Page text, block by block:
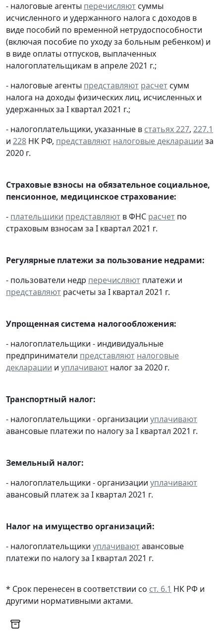
- налоговые агенты перечисляют суммы
исчисленного и удержанного налога с доходов в
виде пособий по временной нетрудоспособности
(включая пособие по уходу за больным ребенком) и
в виде оплаты отпусков, выплаченных
налогоплательщикам в апреле 2021 г.;
- налоговые агенты представляют расчет сумм
налога на доходы физических лиц, исчисленных и
удержанных за I квартал 2021 г.;
- налогоплательщики, указанные в статьях 227, 227.1
и 228 НК РФ, представляют налоговые декларации за
2020 г.
Страховые взносы на обязательное социальное,
пенсионное, медицинское страхование:
- плательщики представляют в ФНС расчет по
страховым взносам за I квартал 2021 г.
Регулярные платежи за пользование недрами:
- пользователи недр перечисляют платежи и
представляют расчеты за I квартал 2021 г.
Упрощенная система налогообложения:
- налогоплательщики - индивидуальные
предприниматели представляют налоговые
декларации и уплачивают налог за 2020 г.
Транспортный налог:
- налогоплательщики - организации уплачивают
авансовые платежи по налогу за I квартал 2021 г.
Земельный налог:
- налогоплательщики - организации уплачивают
авансовый платеж за I квартал 2021 г.
Налог на имущество организаций:
- налогоплательщики уплачиваютавансовые
платежи по налогу за I квартал 2021 г.
* Срок перенесен в соответствии со ст. 6.1 НК РФ и
другими нормативными актами.
браузера и используем инструменты
аналитики в целях улучшения и обеспечения
исследований и обзоров. Вы можете